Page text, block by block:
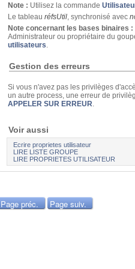
Note : Utilisez la commande
Le tableau réfsUtil, synchronisé avec
Note concernant les bases binaires :
Administrateur ou propriétaire du
utilisateurs.
Gestion des erreurs
Si vous n'avez pas les privilèges
un autre process, une erreur de
APPELER SUR ERREUR
Voir aussi
Ecrire proprietes utilisateur
LIRE LISTE GROUPE
LIRE PROPRIETES UTILISATEUR
Page préc. Page suiv.